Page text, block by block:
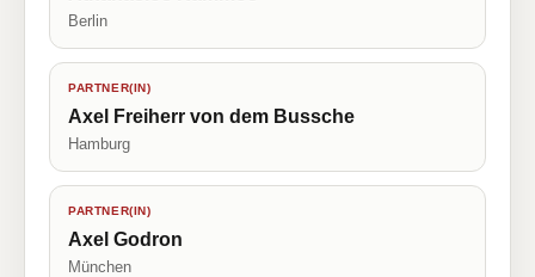
Berlin
PARTNER(IN)
Axel Freiherr von dem Bussche
Hamburg
PARTNER(IN)
Axel Godron
München